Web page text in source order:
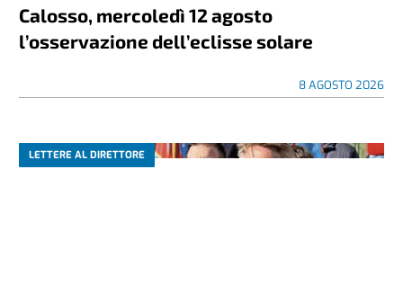
Calosso, mercoledì 12 agosto
l’osservazione dell’eclisse solare
8 AGOSTO 2026
LETTERE AL DIRETTORE